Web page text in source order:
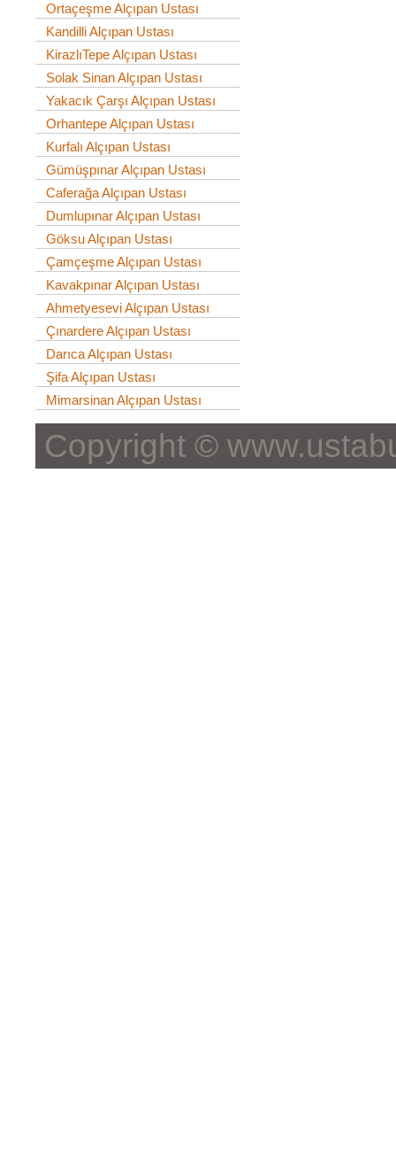
Ortaçeşme Alçıpan Ustası
Kandilli Alçıpan Ustası
KirazlıTepe Alçıpan Ustası
Solak Sinan Alçıpan Ustası
Yakacık Çarşı Alçıpan Ustası
Orhantepe Alçıpan Ustası
Kurfalı Alçıpan Ustası
Gümüşpınar Alçıpan Ustası
Caferağa Alçıpan Ustası
Dumlupınar Alçıpan Ustası
Göksu Alçıpan Ustası
Çamçeşme Alçıpan Ustası
Kavakpınar Alçıpan Ustası
Ahmetyesevi Alçıpan Ustası
Çınardere Alçıpan Ustası
Darıca Alçıpan Ustası
Şifa Alçıpan Ustası
Mimarsinan Alçıpan Ustası
Copyright ©